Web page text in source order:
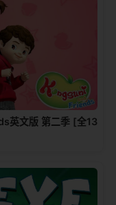
英文版 第二季 [全13